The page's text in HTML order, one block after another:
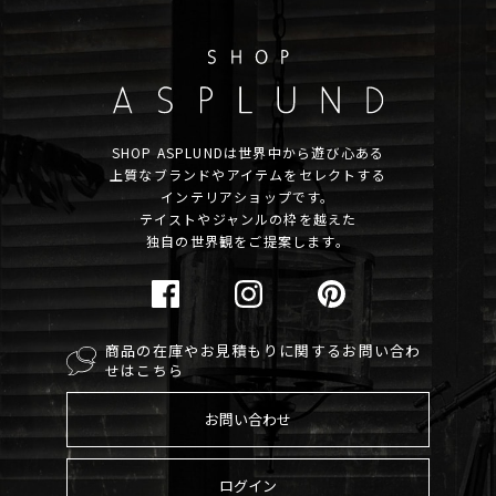
SHOP ASPLUNDは世界中から遊び心ある
上質なブランドやアイテムをセレクトする
インテリアショップです。
テイストやジャンルの枠を越えた
独自の世界観をご提案します。
商品の在庫やお見積もりに関するお問い合わ
せはこちら
お問い合わせ
ログイン